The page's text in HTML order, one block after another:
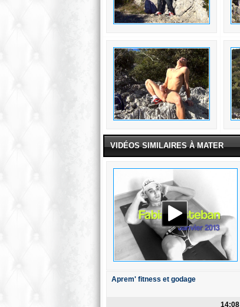
VIDÉOS SIMILAIRES À MATER
Aprem' fitness et godage
14:08